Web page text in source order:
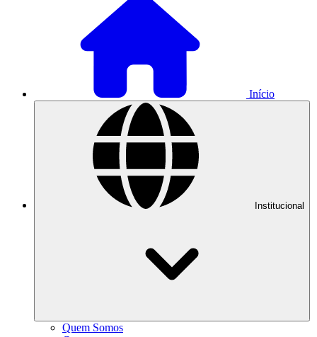
Início
Institucional
Quem Somos